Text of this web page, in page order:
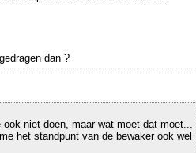
dan ?
niet doen, maar wat moet dat moet...
het standpunt van de bewaker ook wel